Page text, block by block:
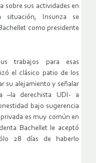
sobre sus actividades en
situación, Insunza se
como presidente
trabajos para esas
el clásico patio de los
su alejamiento y señalar
–la derechista UDI- a
bajo sugerencia
es muy común en
Bachellet le aceptó
28 días de haberlo